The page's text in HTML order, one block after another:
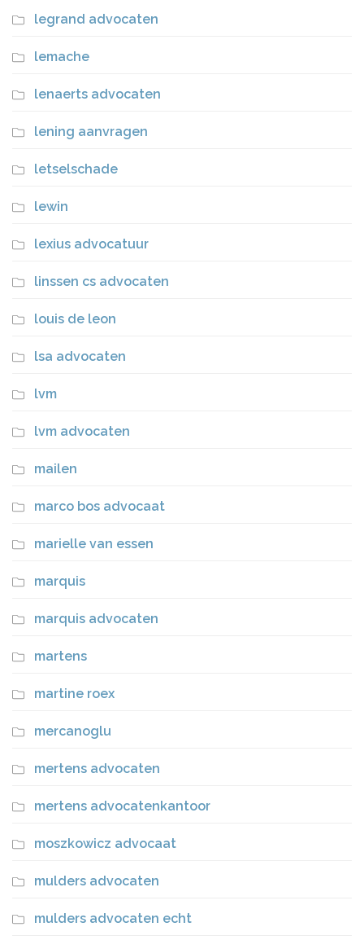
legrand advocaten
lemache
lenaerts advocaten
lening aanvragen
letselschade
lewin
lexius advocatuur
linssen cs advocaten
louis de leon
lsa advocaten
lvm
lvm advocaten
mailen
marco bos advocaat
marielle van essen
marquis
marquis advocaten
martens
martine roex
mercanoglu
mertens advocaten
mertens advocatenkantoor
moszkowicz advocaat
mulders advocaten
mulders advocaten echt